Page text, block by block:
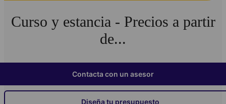
Curso y estancia - Precios a partir
de...
Contacta con un asesor
Diseña tu presupuesto